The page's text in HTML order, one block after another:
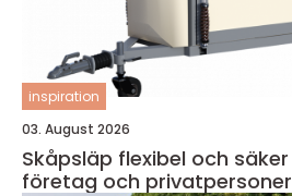
inspiration
03. August 2026
Skåpsläp flexibel och säker transport för
företag och privatpersoner